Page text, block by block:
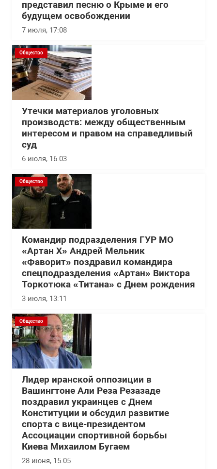
представил песню о Крыме и его
будущем освобождении
7 июля, 17:08
Общество
Утечки материалов уголовных
производств: между общественным
интересом и правом на справедливый
суд
6 июля, 16:03
Общество
Командир подразделения ГУР МО
«Артан Х» Андрей Мельник
«Фаворит» поздравил командира
спецподразделения «Артан» Виктора
Торкотюка «Титана» с Днем рождения
3 июля, 13:11
Общество
Лидер иранской оппозиции в
Вашингтоне Али Реза Резазаде
поздравил украинцев с Днем
Конституции и обсудил развитие
спорта с вице-президентом
Ассоциации спортивной борьбы
Киева Михаилом Бугаем
28 июня, 15:05